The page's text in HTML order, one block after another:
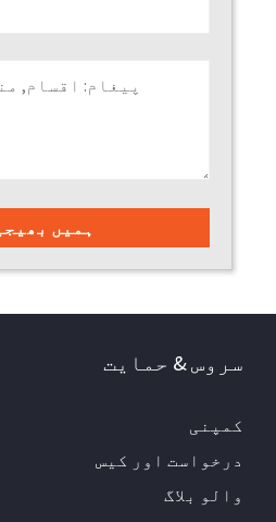
سروس & حمایت
کمپنی
درخواست اور کیس
والو بلاگ